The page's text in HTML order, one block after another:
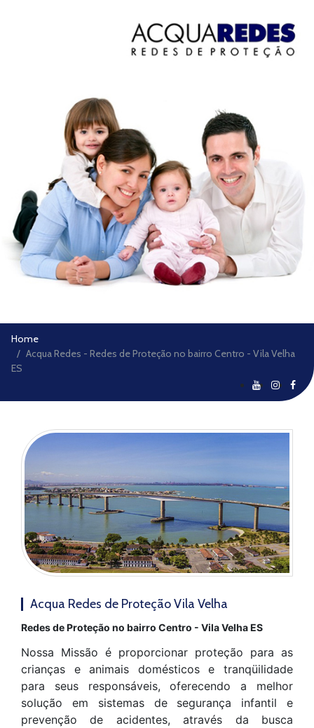
Home
Acqua Redes - Redes de Proteção no bairro Centro - Vila Velha
ES
Acqua Redes de Proteção Vila Velha
Redes de Proteção no bairro Centro - Vila Velha ES
Nossa Missão é proporcionar proteção para as
crianças e animais domésticos e tranqüilidade
para seus responsáveis, oferecendo a melhor
solução em sistemas de segurança infantil e
prevenção de acidentes, através da busca